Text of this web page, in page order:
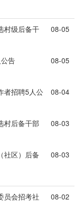
村级后备干
08-05
告
08-05
者招聘5人公
08-04
村后备干部
08-03
社区）后备
08-03
员会招考社
08-02